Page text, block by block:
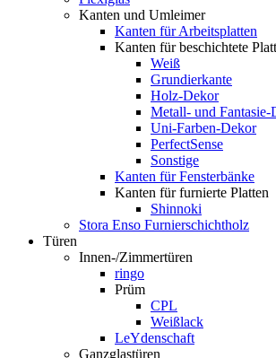
Kanten und Umleimer
Kanten für Arbeitsplatten
Kanten für beschichtete
Weiß
Grundierkante
Holz-Dekor
Metall- und Fantasie-
Uni-Farben-Dekor
PerfectSense
Sonstige
Kanten für Fensterbänke
Kanten für furnierte Platten
Shinnoki
Stora Enso Furnierschichtholz
Türen
Innen-/Zimmertüren
ringo
Prüm
CPL
Weißlack
LeYdenschaft
Ganzglastüren